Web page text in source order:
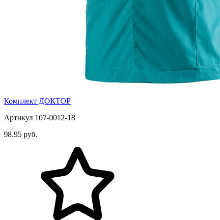
Комплект ДОКТОР
Артикул 107-0012-18
98.95 руб.